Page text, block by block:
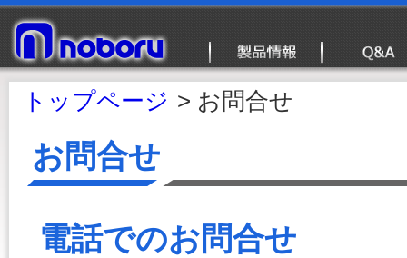
トップページ お問合せ
お問合せ
電話でのお問合せ